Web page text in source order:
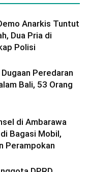
Anarkis Tuntut
Dua Pria di
Polisi
Peredaran
Bali, 53 Orang
di Ambarawa
Bagasi Mobil,
Perampokan